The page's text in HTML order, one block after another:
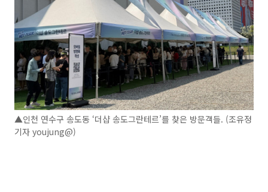
▲인천 연수구 송도동 ‘더샵 송도그란테르’를 찾은 방문객들. (조유정
기자 youjung@)